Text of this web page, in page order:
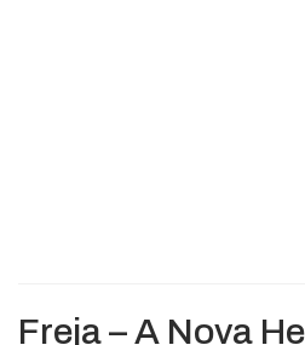
Freja – A Nova